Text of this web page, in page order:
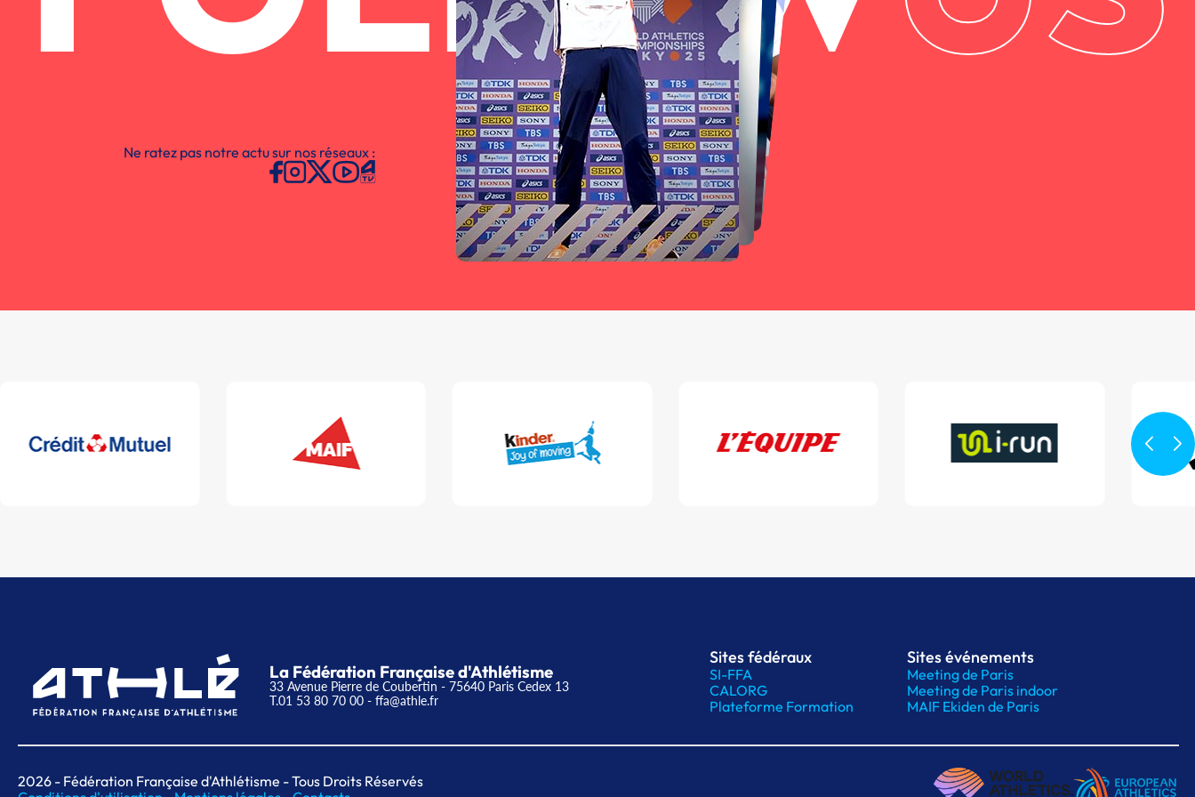
Ne ratez pas notre actu sur nos réseaux :
La Fédération Française d'Athlétisme
33 Avenue Pierre de Coubertin - 75640 Paris Cedex 13
T.01 53 80 70 00 - ffa@athle.fr
Sites fédéraux
SI-FFA
CALORG
Plateforme Formation
Sites événements
Meeting de Paris
Meeting de Paris indoor
MAIF Ekiden de Paris
2026 - Fédération Française d'Athlétisme - Tous Droits Réservés